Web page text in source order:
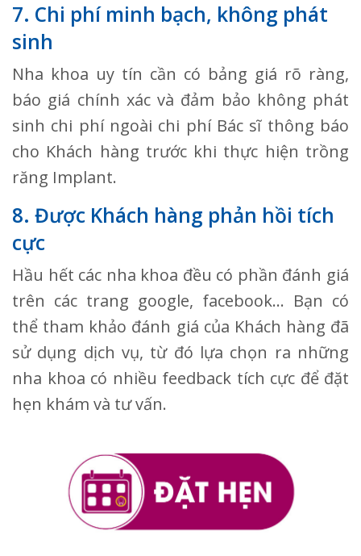
7. Chi phí minh bạch, không phát
sinh
Nha khoa uy tín cần có bảng giá rõ ràng,
báo giá chính xác và đảm bảo không phát
sinh chi phí ngoài chi phí Bác sĩ thông báo
cho Khách hàng trước khi thực hiện trồng
răng Implant.
8. Được Khách hàng phản hồi tích
cực
Hầu hết các nha khoa đều có phần đánh giá
trên các trang google, facebook… Bạn có
thể tham khảo đánh giá của Khách hàng đã
sử dụng dịch vụ, từ đó lựa chọn ra những
nha khoa có nhiều feedback tích cực để đặt
hẹn khám và tư vấn.